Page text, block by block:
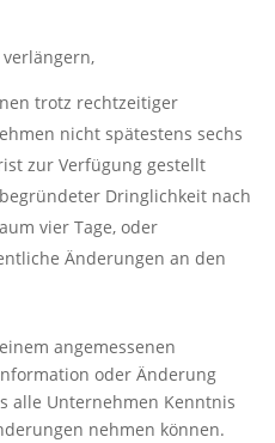
trotz rechtzeitiger
nicht spätestens sechs
zur Verfügung gestellt
Dringlichkeit nach
vier Tage, oder
Änderungen an den
angemessenen
oder Änderung
alle Unternehmen Kenntnis
nehmen können.